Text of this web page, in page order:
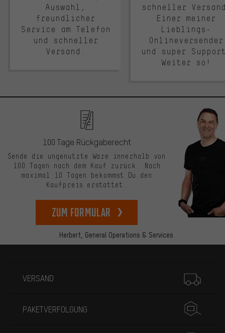
Auswahl,
freundlicher
Service am Telefon
und schneller
Versand.
schneller
Einer meiner
Lieblings-
Onlineversender
und super
Weiter so!
Herbert, General Operations & Services
100 Tage Rückgaberecht
Sende die ungenutzte Ware innerhalb von
100 Tagen nach dem Kauf zurück. Nach
maximal 10 Tagen bekommst Du den
Kaufpreis erstattet.
zum Formular
VERSAND
PAKETVERFOLGUNG